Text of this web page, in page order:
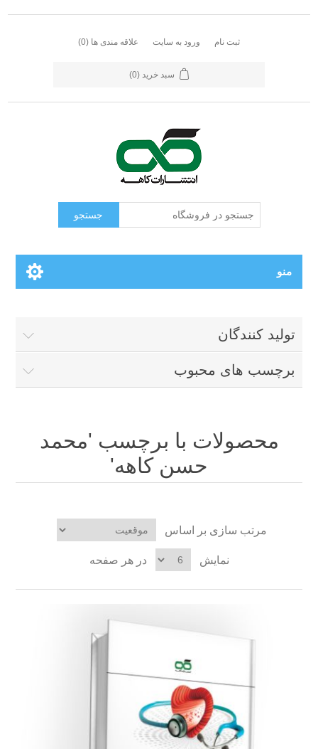
ثبت نام ورود به سایت علاقه مندی ها (0)
سبد خرید (0)
جستجو
منو
تولید کنندگان
برچسب های محبوب
محصولات با برچسب 'محمد
حسن کاهه'
مرتب سازی بر اساس
نمایش در هر صفحه